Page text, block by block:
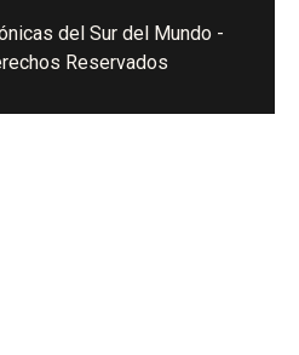
del Sur del Mundo -
Reservados